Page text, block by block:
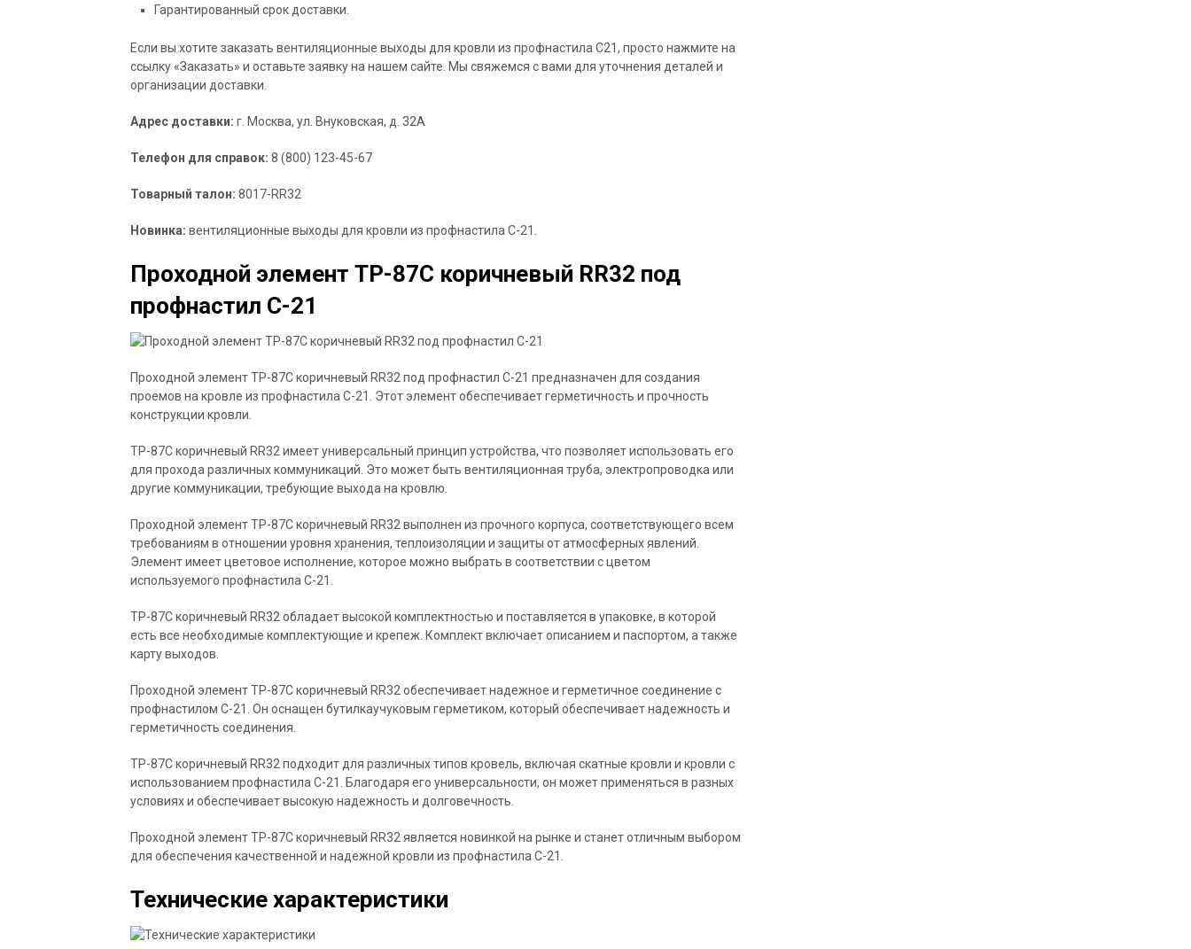
Гарантированный срок доставки.
Если вы хотите заказать вентиляционные выходы для кровли из профнастила C21, просто нажмите на
ссылку «Заказать» и оставьте заявку на нашем сайте. Мы свяжемся с вами для уточнения деталей и
организации доставки.
Адрес доставки: г. Москва, ул. Внуковская, д. 32А
Телефон для справок: 8 (800) 123-45-67
Товарный талон: 8017-RR32
Новинка: вентиляционные выходы для кровли из профнастила С-21.
Проходной элемент ТP-87С коричневый RR32 под
профнастил С-21
Проходной элемент TP-87C коричневый RR32 под профнастил С-21 предназначен для создания
проемов на кровле из профнастила С-21. Этот элемент обеспечивает герметичность и прочность
конструкции кровли.
TP-87C коричневый RR32 имеет универсальный принцип устройства, что позволяет использовать его
для прохода различных коммуникаций. Это может быть вентиляционная труба, электропроводка или
другие коммуникации, требующие выхода на кровлю.
Проходной элемент TP-87C коричневый RR32 выполнен из прочного корпуса, соответствующего всем
требованиям в отношении уровня хранения, теплоизоляции и защиты от атмосферных явлений.
Элемент имеет цветовое исполнение, которое можно выбрать в соответствии с цветом
используемого профнастила С-21.
TP-87C коричневый RR32 обладает высокой комплектностью и поставляется в упаковке, в которой
есть все необходимые комплектующие и крепеж. Комплект включает описанием и паспортом, а также
карту выходов.
Проходной элемент TP-87C коричневый RR32 обеспечивает надежное и герметичное соединение с
профнастилом С-21. Он оснащен бутилкаучуковым герметиком, который обеспечивает надежность и
герметичность соединения.
TP-87C коричневый RR32 подходит для различных типов кровель, включая скатные кровли и кровли с
использованием профнастила С-21. Благодаря его универсальности, он может применяться в разных
условиях и обеспечивает высокую надежность и долговечность.
Проходной элемент TP-87C коричневый RR32 является новинкой на рынке и станет отличным выбором
для обеспечения качественной и надежной кровли из профнастила С-21.
Технические характеристики